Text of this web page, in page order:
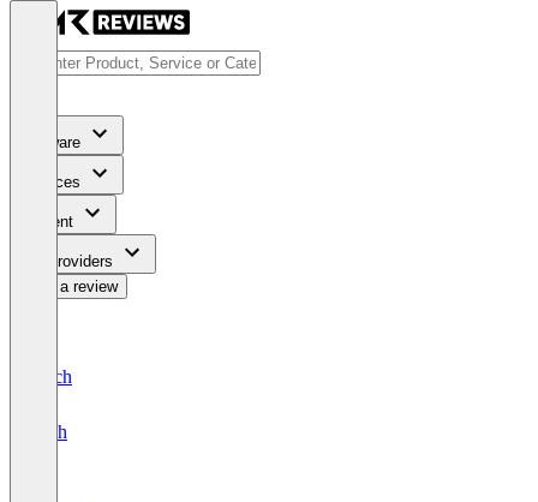
Software
Services
Content
For Providers
Write a review
Deutsch
English